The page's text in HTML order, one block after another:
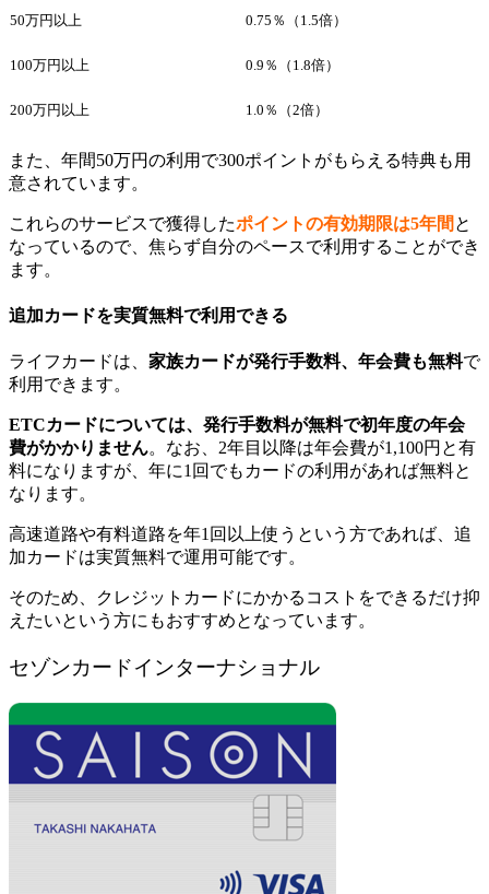
50万円以上 0.75％（1.5倍）
100万円以上 0.9％（1.8倍）
200万円以上 1.0％（2倍）
また、年間50万円の利用で300ポイントがもらえる特典も用
意されています。
これらのサービスで獲得したポイントの有効期限は5年間 と
なっているので、焦らず自分のペースで利用することができ
ます。
追加カードを実質無料で利用できる
ライフカードは、 家族カードが発行手数料、年会費も無料で
利用できます。
ETCカードについては、発行手数料が無料で初年度の年会
費がかかりません。なお、2年目以降は年会費が1,100円と有
料になりますが、年に1回でもカードの利用があれば無料と
なります。
高速道路や有料道路を年1回以上使うという方であれば、追
加カードは実質無料で運用可能です。
そのため、クレジットカードにかかるコストをできるだけ抑
えたいという方にもおすすめとなっています。
セゾンカードインターナショナル